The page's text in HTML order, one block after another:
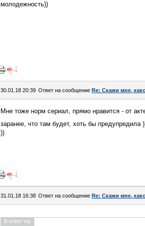
молодежность))
30.01.18 20:39 Ответ на сообщение Re: Скажи мне,
Мне тоже норм сериал, прямо нравится - от
заранее, что там будет, хоть бы
))
31.01.18 16:38 Ответ на сообщение Re: Скажи мне,
В ответ на: